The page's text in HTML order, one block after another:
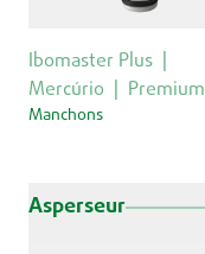
Ibomaster Plus
Mercúrio
Premium
Manchons
Asperseur